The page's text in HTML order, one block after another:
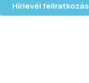
Hírlevél feliratkozás